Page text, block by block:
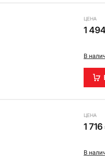
ЦЕНА
1
В
ЦЕНА
1
В